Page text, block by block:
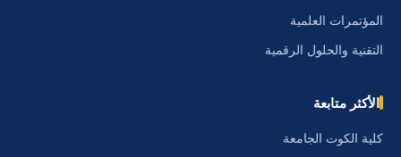
المؤتمرات العلمية
التقنية والحلول الرقمية
الأكثر متابعة
كلية الكوت الجامعة